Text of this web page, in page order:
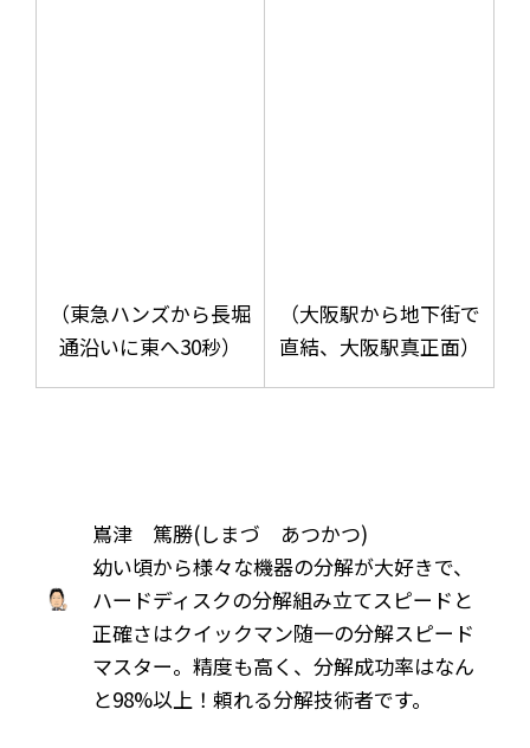
（東急ハンズから長堀
通沿いに東へ30秒）
（大阪駅から地下街で
直結、大阪駅真正面）
嶌津 篤勝(しまづ あつかつ)
幼い頃から様々な機器の分解が大好きで、
ハードディスクの分解組み立てスピードと
正確さはクイックマン随一の分解スピード
マスター。精度も高く、分解成功率はなん
と98%以上！頼れる分解技術者です。